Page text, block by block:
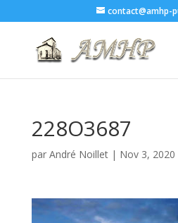
contact@amhp-
228O3687
par André Noillet| Nov 3, 2020